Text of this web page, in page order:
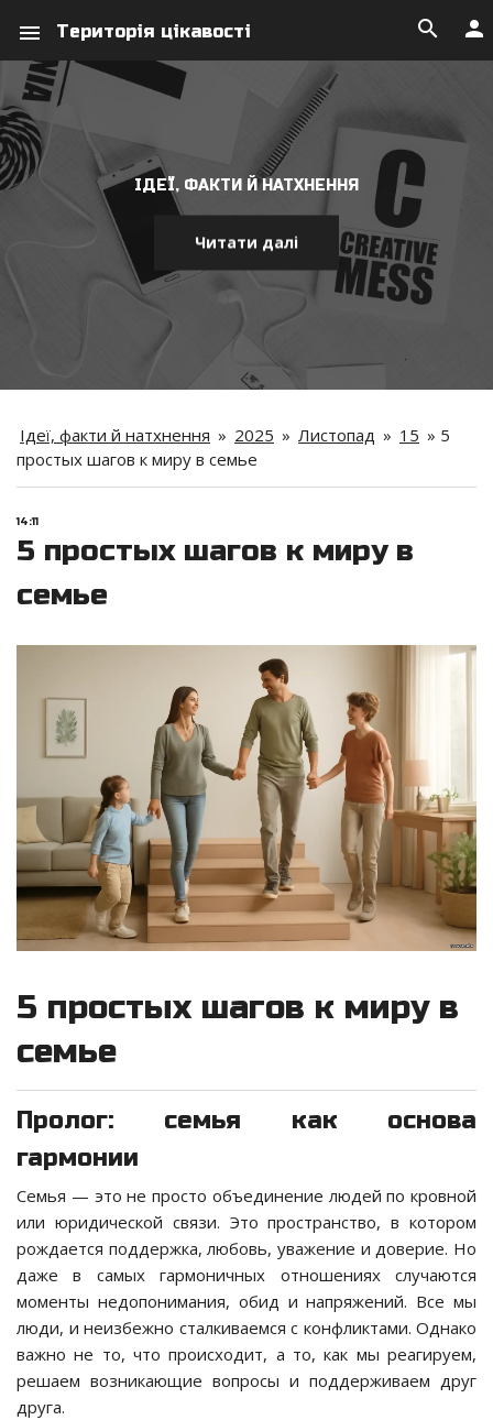
menu Територія цікавості person
search
ІДЕЇ, ФАКТИ Й НАТХНЕННЯ
Читати далі
Ідеї, факти й натхнення » 2025 » Листопад » 15 » 5
простых шагов к миру в семье
14:11
5 простых шагов к миру в
семье
5 простых шагов к миру в
семье
Пролог: семья как основа
гармонии
Семья — это не просто объединение людей по кровной
или юридической связи. Это пространство, в котором
рождается поддержка, любовь, уважение и доверие. Но
даже в самых гармоничных отношениях случаются
моменты недопонимания, обид и напряжений. Все мы
люди, и неизбежно сталкиваемся с конфликтами. Однако
важно не то, что происходит, а то, как мы реагируем,
решаем возникающие вопросы и поддерживаем друг
друга.